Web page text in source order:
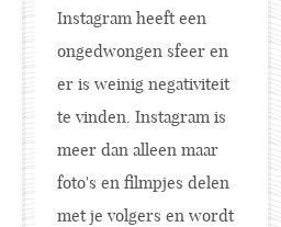
Instagram heeft een
ongedwongen sfeer en
er is weinig negativiteit
te vinden. Instagram is
meer dan alleen maar
foto's en filmpjes delen
met je volgers en wordt